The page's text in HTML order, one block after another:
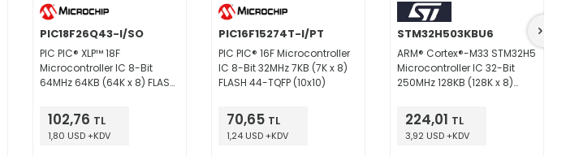
PIC18F26Q43-I/SO
PIC PIC® XLP™ 18F
Microcontroller IC 8-Bit
64MHz 64KB (64K x 8) FLASH
102,76 TL
1,80 USD +KDV
PIC16F15274T-I/PT
PIC PIC® 16F Microcontroller
IC 8-Bit 32MHz 7KB (7K x 8)
FLASH 44-TQFP (10x10)
70,65 TL
1,24 USD +KDV
STM32H503KBU6
ARM® Cortex®-M33 STM32H5
Microcontroller IC 32-Bit
250MHz 128KB (128K x 8)
224,01 TL
3,92 USD +KDV